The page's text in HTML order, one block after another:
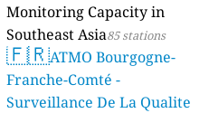
Monitoring Capacity in
Southeast Asia85 stations
🇫🇷ATMO Bourgogne-
Franche-Comté -
Surveillance De La Qualite